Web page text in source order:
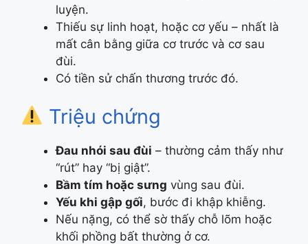
luyện.
Thiếu sự linh hoạt, hoặc cơ yếu – nhất là
mất cân bằng giữa cơ trước và cơ sau
đùi.
Có tiền sử chấn thương trước đó.
Triệu chứng
Đau nhói sau đùi – thường cảm thấy như
“rút” hay “bị giật”.
Bầm tím hoặc sưng vùng sau đùi.
Yếu khi gập gối, bước đi khập khiễng.
Nếu nặng, có thể sờ thấy chỗ lõm hoặc
khối phồng bất thường ở cơ.